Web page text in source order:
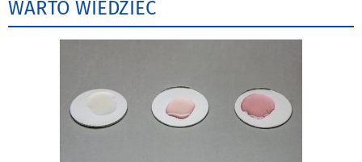
WARTO WIEDZIEĆ